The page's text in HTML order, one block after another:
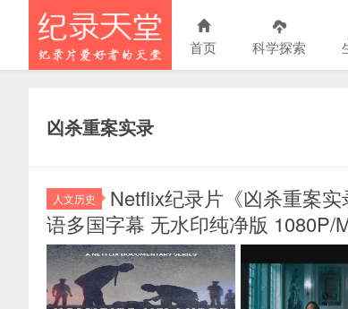
首页 科学探索
凶杀重案实录
人文历史
Netflix纪录片《凶杀重案
语多国字幕 无水印纯净版 1080P/